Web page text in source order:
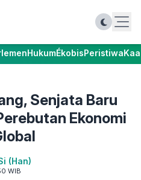
HukumÉkobisPeristiwa
Senjata Baru
Ekonomi
(Han)
WIB